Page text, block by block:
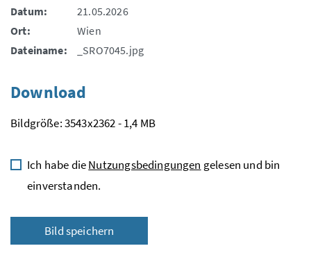
Datum:
21.05.2026
Ort:
Wien
Dateiname:
_SRO7045.jpg
Download
Bildgröße: 3543x2362 - 1,4 MB
Ich habe dieNutzungsbedingungen gelesen und bin
einverstanden.
Bild speichern